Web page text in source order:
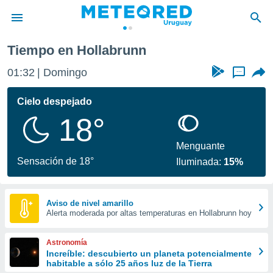
de
ha
calidad.
a este
las
y
forma
digital
basada
Tiempo en Hollabrunn
01:32 Domingo ...
Cielo despejado
18°
Sensación de 18°
Menguante
Iluminada: 15%
Aviso de nivel amarillo
Alerta moderada por altas temperaturas en Hollabrunn hoy
Astronomía
Increíble: descubierto un planeta potencialmente
habitable a sólo 25 años luz de la Tierra